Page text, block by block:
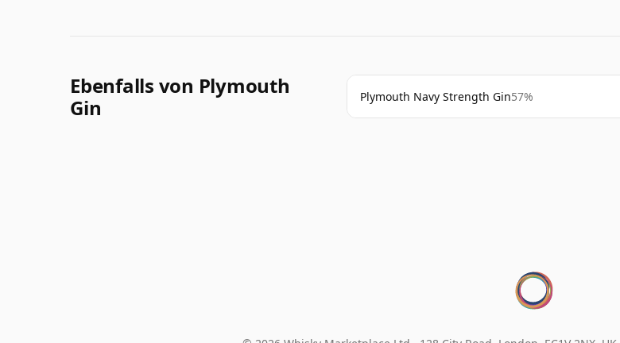
Ebenfalls von Plymouth
Gin
Plymouth Navy Strength Gin57%